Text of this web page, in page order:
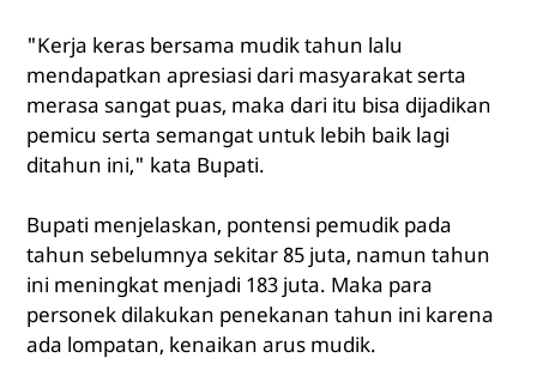
"Kerja keras bersama mudik tahun lalu
mendapatkan apresiasi dari masyarakat serta
merasa sangat puas, maka dari itu bisa dijadikan
pemicu serta semangat untuk lebih baik lagi
ditahun ini," kata Bupati.
Bupati menjelaskan, pontensi pemudik pada
tahun sebelumnya sekitar 85 juta, namun tahun
ini meningkat menjadi 183 juta. Maka para
personek dilakukan penekanan tahun ini karena
ada lompatan, kenaikan arus mudik.